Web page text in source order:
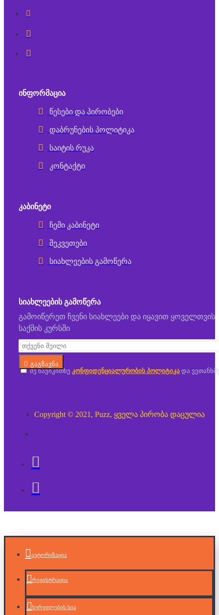
ᲘᲜᲤᲝᲠᲛᲐᲪᲘᲐ
წესები და პირობები
დაბრუნების პოლიტიკა
საიტის რუკა
კონტაქტი
ᲙᲐᲑᲘᲜᲔᲢᲘ
ჩემი კაბინეტი
შეკვეთები
სიახლეების გამოწერა
ᲡᲘᲐᲮᲚᲔᲔᲑᲘᲡ ᲒᲐᲛᲝᲬᲔᲠᲐ
გამოიწერეთ ჩვენი სიახლეები და იყავით ყოველთვის
საქმის კურსში
გაგზავნა
მე წავიკითხე კონფიდენციალურობის პოლიტიკა და
Copyright © 2021, Puzz, ყველა პირობა დაცულია
ავტორიზაცია
რეგისტრაცია
სურვილების სია